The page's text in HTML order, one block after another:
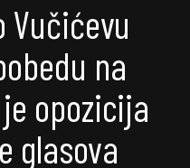
Vučićevu
na
opozicija
glasova